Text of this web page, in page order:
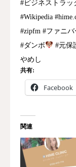
#ビジネストラ
#Wikipedia
#zipfm #ファニバ
#ダンボ
#元保
やめし
共有:
Facebook
関連